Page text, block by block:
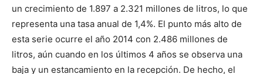
un crecimiento de 1.897 a 2.321 millones de litros, lo que
representa una tasa anual de 1,4%. El punto más alto de
esta serie ocurre el año 2014 con 2.486 millones de
litros, aún cuando en los últimos 4 años se observa una
baja y un estancamiento en la recepción. De hecho, el